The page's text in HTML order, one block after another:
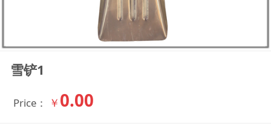
雪铲1
Price： ￥ 0.00